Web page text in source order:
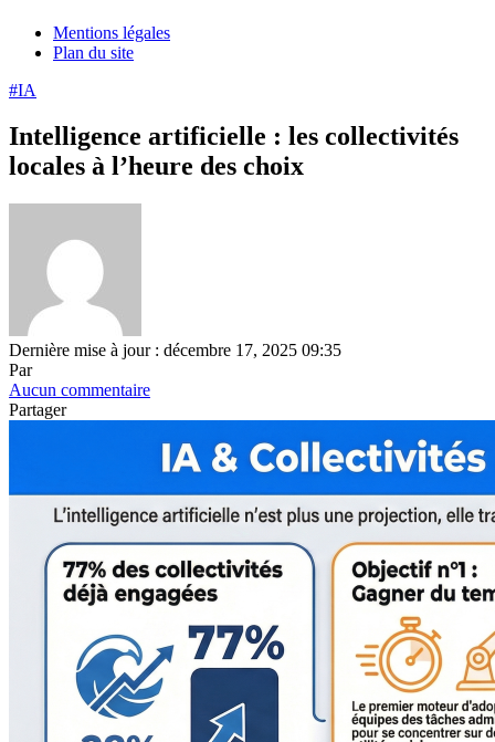
Mentions légales
Plan du site
#IA
Intelligence artificielle : les collectivités
locales à l’heure des choix
Dernière mise à jour : décembre 17, 2025 09:35
Par
Aucun commentaire
Partager